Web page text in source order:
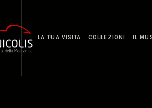
LA TUA VISITA COLLEZIONI IL